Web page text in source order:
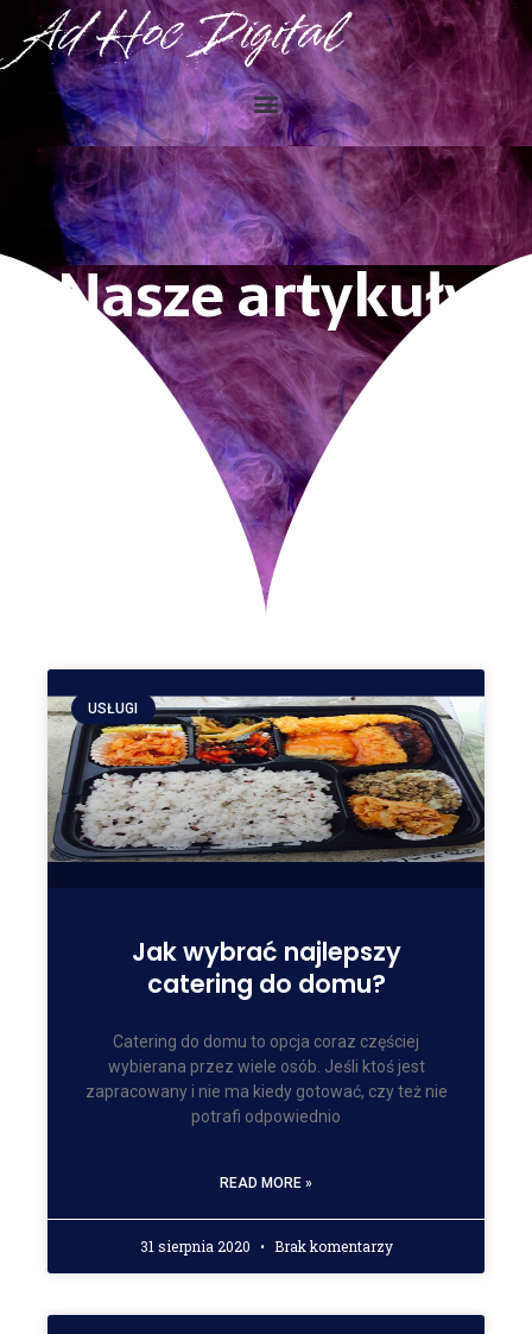
Ad Hoc Digital
Nasze artykuły
USŁUGI
Jak wybrać najlepszy
catering do domu?
Catering do domu to opcja coraz częściej
wybierana przez wiele osób. Jeśli ktoś jest
zapracowany i nie ma kiedy gotować, czy też nie
potrafi odpowiednio
READ MORE »
31 sierpnia 2020 Brak komentarzy